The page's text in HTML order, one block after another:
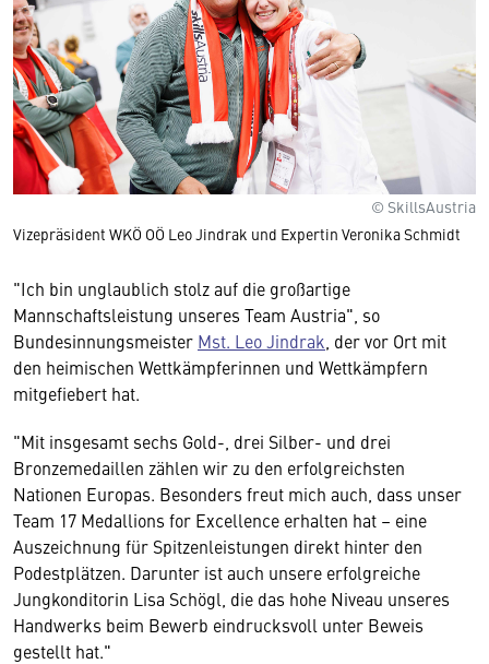
© SkillsAustria
Vizepräsident WKÖ OÖ Leo Jindrak und Expertin Veronika Schmidt
"Ich bin unglaublich stolz auf die großartige
Mannschaftsleistung unseres Team Austria", so
Bundesinnungsmeister Mst. Leo Jindrak , der vor Ort mit
den heimischen Wettkämpferinnen und Wettkämpfern
mitgefiebert hat.
"Mit insgesamt sechs Gold-, drei Silber- und drei
Bronzemedaillen zählen wir zu den erfolgreichsten
Nationen Europas. Besonders freut mich auch, dass unser
Team 17 Medallions for Excellence erhalten hat – eine
Auszeichnung für Spitzenleistungen direkt hinter den
Podestplätzen. Darunter ist auch unsere erfolgreiche
Jungkonditorin Lisa Schögl, die das hohe Niveau unseres
Handwerks beim Bewerb eindrucksvoll unter Beweis
gestellt hat."